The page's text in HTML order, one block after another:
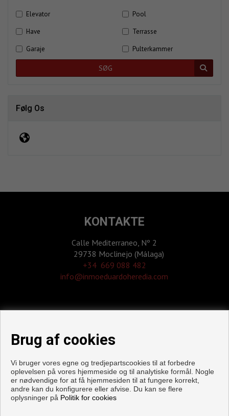
Elevator
Pool
Have
Terrasse
Garaje
Pulterkammer
SØG
Følg Os
KONTAKTE
Calle Mediterraneo, Nº 2
29738 Moclinejo (Málaga)
‎+34 669 088 482
info@inmoeduardoheredia.com
Brug af cookies
Vi bruger vores egne og tredjepartscookies til at forbedre
oplevelsen på vores hjemmeside og til analytiske formål. Nogle
er nødvendige for at få hjemmesiden til at fungere korrekt,
andre kan du konfigurere eller afvise. Du kan se flere
oplysninger på Politik for cookies